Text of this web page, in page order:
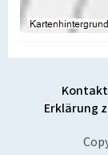
Kontakt
Erklärung